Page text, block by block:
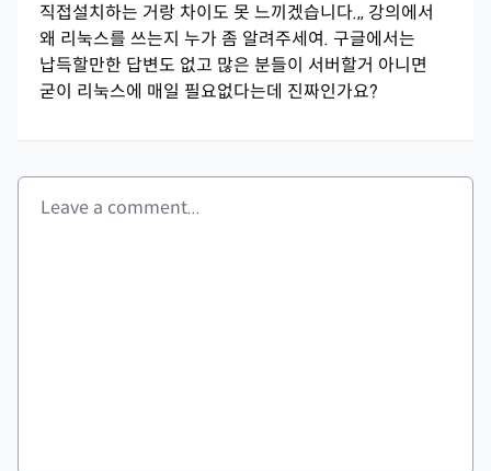
직접설치하는 거랑 차이도 못 느끼겠습니다.,, 강의에서
왜 리눅스를 쓰는지 누가 좀 알려주세여. 구글에서는
납득할만한 답변도 없고 많은 분들이 서버할거 아니면
굳이 리눅스에 매일 필요없다는데 진짜인가요?